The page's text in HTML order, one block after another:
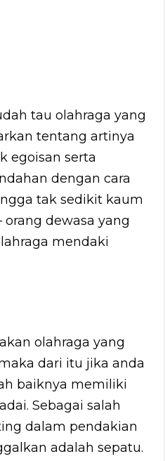
tau olahraga yang
tentang artinya
egoisan serta
dengan cara
tak sedikit kaum
dewasa yang
mendaki
olahraga yang
dari itu jika anda
baiknya memiliki
Sebagai salah
dalam pendakian
adalah sepatu.